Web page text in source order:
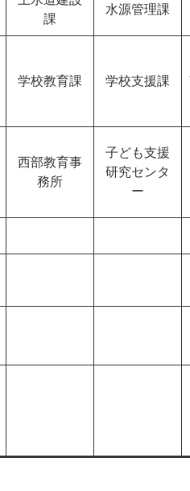
課
水源管理課
学校教育課 学校支援課
西部教育事
務所
子ども支援
研究センタ
ー